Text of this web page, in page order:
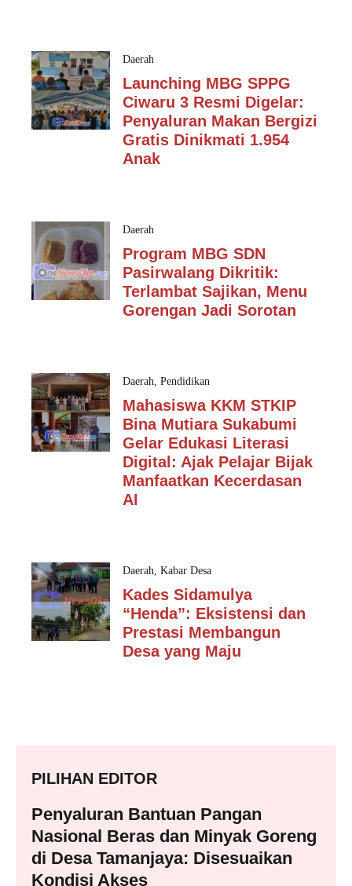
Daerah
Launching MBG SPPG
Ciwaru 3 Resmi Digelar:
Penyaluran Makan Bergizi
Gratis Dinikmati 1.954
Anak
Daerah
Program MBG SDN
Pasirwalang Dikritik:
Terlambat Sajikan, Menu
Gorengan Jadi Sorotan
Daerah Pendidikan
Mahasiswa KKM STKIP
Bina Mutiara Sukabumi
Gelar Edukasi Literasi
Digital: Ajak Pelajar Bijak
Manfaatkan Kecerdasan
AI
Daerah Kabar Desa
Kades Sidamulya
“Henda”: Eksistensi dan
Prestasi Membangun
Desa yang Maju
PILIHAN EDITOR
Penyaluran Bantuan Pangan
Nasional Beras dan Minyak Goreng
di Desa Tamanjaya: Disesuaikan
Kondisi Akses